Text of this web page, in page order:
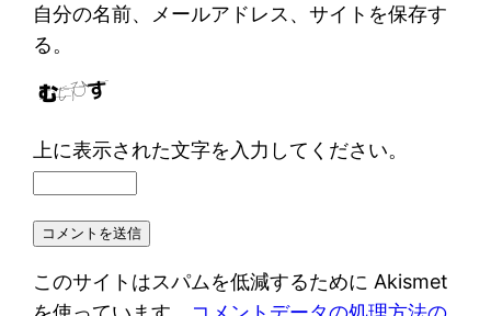
自分の名前、メールアドレス、サイトを保存す
る。
上に表示された文字を入力してください。
このサイトはスパムを低減するために Akismet